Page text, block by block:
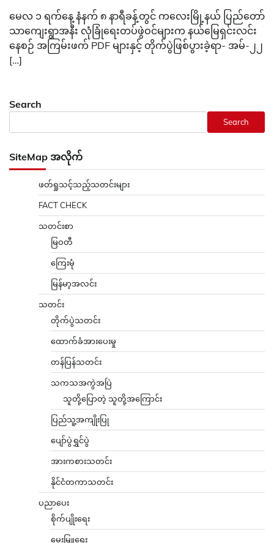
မေလ ၁ ရက်နေ့ နံနက် ၈ နာရီခန့်တွင် ကလေးမြို့နယ် ပြည်တော်
သာကျေးရွာအနီး လုံခြုံရေးတပ်ဖွဲဝင်များက နယ်မြေရှင်းလင်း
နေစဉ် အကြမ်းဖက် PDF များနှင့် တိုက်ပွဲဖြစ်ပွားခဲ့ရာ- အမ်-၂၂
[…]
Search
Search
SiteMap အလိုက်
ဖတ်ရှုသင့်သည့်သတင်းများ
FACT CHECK
သတင်းစာ
မြဝတီ
ကြေးမုံ
မြန်မာ့အလင်း
သတင်း
တိုက်ပွဲသတင်း
ထောက်ခံအားပေးမှု
တန်ပြန်သတင်း
သကသအကွဲအပြဲ
သူတို့ပြောတဲ့ သူတို့အကြောင်း
ပြည်သူ့အကျိုးပြု
ပျော်ပွဲရွှင်ပွဲ
အားကစားသတင်း
နိုင်ငံတကာသတင်း
ပညာပေး
စိုက်ပျိုးရေး
မွေးမြူရေး